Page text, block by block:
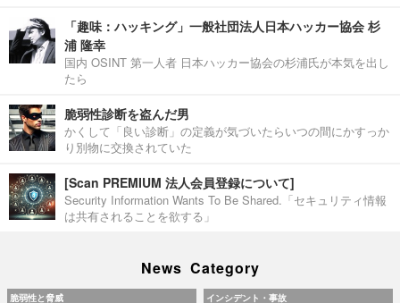
「趣味：ハッキング」一般社団法人日本ハッカー協会 杉
浦 隆幸
国内 OSINT 第一人者 日本ハッカー協会の杉浦氏が本気を出し
たら
脆弱性診断を盗んだ男
かくして「良い診断」の定義が気づいたらいつの間にかすっか
り別物に交換されていた
[Scan PREMIUM 法人会員登録について]
Security Information Wants To Be Shared.「セキュリティ情報
は共有されることを欲する」
News Category
脆弱性と脅威 インシデント・事故